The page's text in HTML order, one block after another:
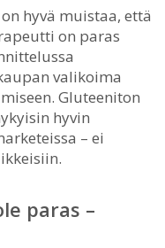
hyvä muistaa, että
on paras
valikoima
Gluteeniton
hyvin
– ei
paras –